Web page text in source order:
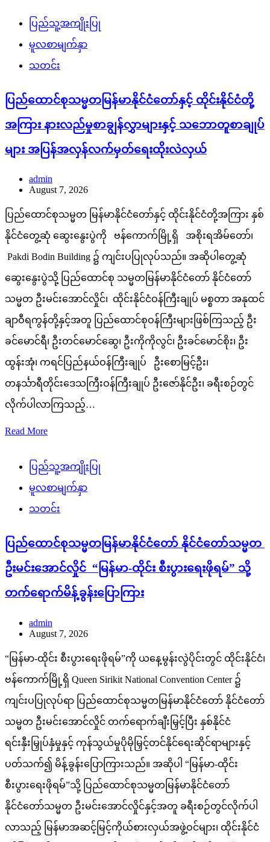
ပြည်သူ့အကျိုးပြု
မူလစာမျက်နှာ
သတင်း
ပြည်ထောင်စုသမ္မတမြန်မာနိုင်ငံတော်နှင့် ထိုင်းနိုင်ငံတို့
အကြား နားလည်မှုစာချွန်လွှာများနှင့် သဘောတူစာချုပ်
များ အပြန်အလှန်လက်မှတ်ရေးထိုးလဲလှယ်
admin
August 7, 2026
ပြည်ထောင်စုသမ္မတ မြန်မာနိုင်ငံတော်နှင့် ထိုင်းနိုင်ငံတို့အကြား နှစ်
နိုင်ငံတွေ့ဆုံ ဆွေးနွေးပွဲကို ဗန်ကောက်မြို့ရှိ အစိုးရအိမ်တော်၊
Pakdi Bodin Building ၌ ကျင်းပပြုလုပ်သည်။ အဆိုပါတွေ့ဆုံ
ဆွေးနွေးပွဲသို့ ပြည်ထောင်စု သမ္မတမြန်မာနိုင်ငံတော် နိုင်ငံတော်
သမ္မတ ဦးမင်းအောင်လှိုင်၊ ထိုင်းနိုင်ငံဝန်ကြီးချုပ် မစ္စတာ အနုထင်
ချာဝီရကွန်တို့နှင့်အတူ ပြည်ထောင်စုဝန်ကြီးများဖြစ်ကြသည့် ဦး
ခင်မောင်ရီ၊ ဦးတင်မောင်ဆွေ၊ ဦးကိုကိုလွင်၊ ဦးခင်မောင်စိုး၊ ဦး
ထွန်းအုံ၊ ကရင်ပြည်နယ်ဝန်ကြီးချုပ် ဦးစောမြင့်ဦး၊
တနင်္သာရီတိုင်းဒေသကြီးဝန်ကြီးချုပ် ဦးဇော်နိုင်ဦး၊ ခရီးစဉ်တွင်
လိုက်ပါလာကြသည့်…
Read More
ပြည်သူ့အကျိုးပြု
မူလစာမျက်နှာ
သတင်း
ပြည်ထောင်စုသမ္မတမြန်မာနိုင်ငံတော် နိုင်ငံတော်သမ္မတ
ဦးမင်းအောင်လှိုင် “မြန်မာ-ထိုင်း စီးပွားရေးဖိုရမ်” သို့
တက်ရောက်မိန့်ခွန်းပြောကြား
admin
August 7, 2026
“မြန်မာ-ထိုင်း စီးပွားရေးဖိုရမ်”ကို ယနေ့မွန်းလွဲပိုင်းတွင် ထိုင်းနိုင်ငံ၊
ဗန်ကောက်မြို့ရှိ Queen Sirikit National Convention Center ၌
ကျင်းပပြုလုပ်ရာ ပြည်ထောင်စုသမ္မတမြန်မာနိုင်ငံတော် နိုင်ငံတော်
သမ္မတ ဦးမင်းအောင်လှိုင် တက်ရောက်ချီးမြှင့်ပြီး နှစ်နိုင်ငံ
ရင်းနှီးမြှုပ်နှံမှုနှင့် ကုန်သွယ်မှုပိုမိုမြှင့်တင်နိုင်ရေးဆိုင်ရာများနှင့်
ပတ်သက်၍ မိန့်ခွန်းပြောကြားသည်။ အဆိုပါ “မြန်မာ-ထိုင်း
စီးပွားရေးဖိုရမ်”သို့ ပြည်ထောင်စုသမ္မတမြန်မာနိုင်ငံတော်
နိုင်ငံတော်သမ္မတ ဦးမင်းအောင်လှိုင်နှင့်အတူ ခရီးစဉ်တွင်လိုက်ပါ
လာသည့် မြန်မာအဆင့်မြင့်ကိုယ်စားလှယ်အဖွဲ့ဝင်များ၊ ထိုင်းနိုင်ငံ